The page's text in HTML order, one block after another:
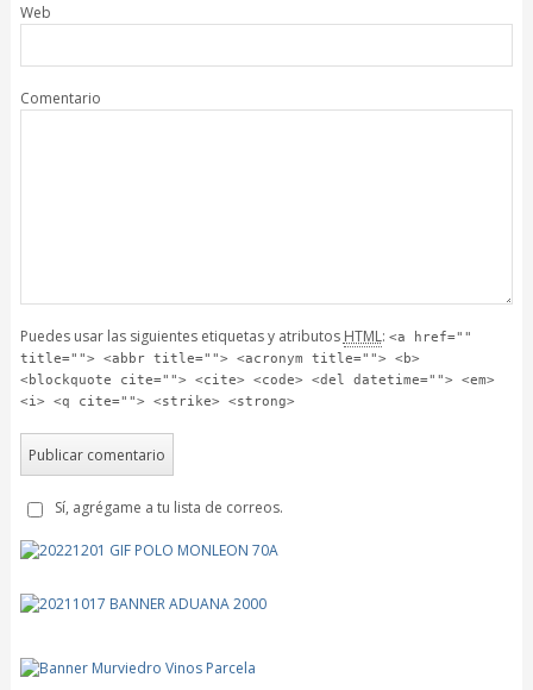
Web
Comentario
Puedes usar las siguientes etiquetas y atributos HTML: <a href=""
title=""> <abbr title=""> <acronym title=""> <b>
<blockquote cite=""> <cite> <code> <del datetime=""> <em>
<i> <q cite=""> <strike> <strong>
Sí, agrégame a tu lista de correos.